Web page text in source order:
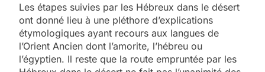
Les étapes suivies par les Hébreux dans le désert
ont donné lieu à une pléthore d’explications
étymologiques ayant recours aux langues de
l’Orient Ancien dont l’amorite, l’hébreu ou
l’égyptien. Il reste que la route empruntée par les